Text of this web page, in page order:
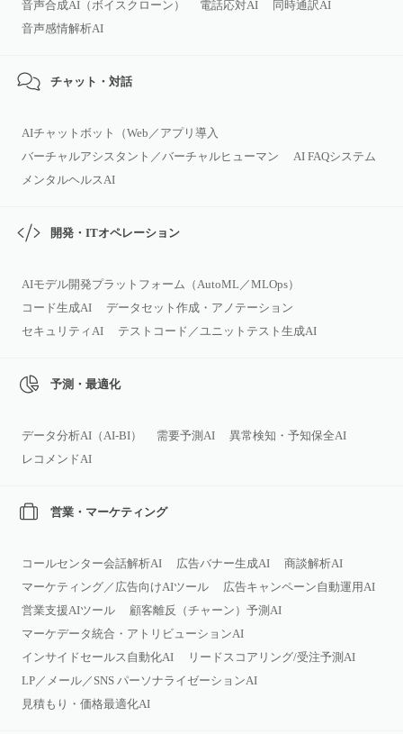
音声合成AI（ボイスクローン） 電話応対AI
同時通訳AI
音声感情解析AI
チャット・対話
AIチャットボット（Web／アプリ導入
バーチャルアシスタント／バーチャルヒューマン
AI FAQシステム
メンタルヘルスAI
開発・ITオペレーション
AIモデル開発プラットフォーム（AutoML／MLOps）
コード生成AI
データセット作成・アノテーション
セキュリティAI
テストコード／ユニットテスト生成AI
予測・最適化
データ分析AI（AI‑BI） 需要予測AI
異常検知・予知保全AI
レコメンドAI
営業・マーケティング
コールセンター会話解析AI 広告バナー生成AI
商談解析AI
マーケティング／広告向けAIツール
広告キャンペーン自動運用AI
営業支援AIツール
顧客離反（チャーン）予測AI
マーケデータ統合・アトリビューションAI
インサイドセールス自動化AI
リードスコアリング/受注予測AI
LP／メール／SNS パーソナライゼーションAI
見積もり・価格最適化AI